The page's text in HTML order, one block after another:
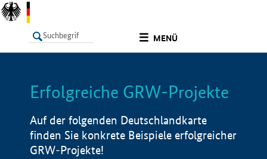
MENÜ
LISTE Info
Erfolgreiche GRW-Projekte
Auf der folgenden Deutschlandkarte
finden Sie konkrete Beispiele erfolgreicher
GRW-Projekte!